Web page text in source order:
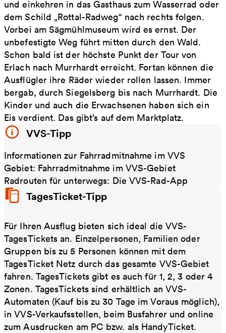
und einkehren in das Gasthaus zum Wasserrad oder
dem Schild „Rottal-Radweg“ nach rechts folgen.
Vorbei am Sägmühlmuseum wird es ernst. Der
unbefestigte Weg führt mitten durch den Wald.
Schon bald ist der höchste Punkt der Tour von
Erlach nach Murrhardt erreicht. Fortan können die
Ausflügler ihre Räder wieder rollen lassen. Immer
bergab, durch Siegelsberg bis nach Murrhardt. Die
Kinder und auch die Erwachsenen haben sich ein
Eis verdient. Das gibt’s auf dem Marktplatz.
VVS-Tipp
Informationen zur Fahrradmitnahme im VVS
Gebiet: Fahrradmitnahme im VVS-Gebiet
Radrouten für unterwegs: Die VVS-Rad-App
TagesTicket-Tipp
Für Ihren Ausflug bieten sich ideal die VVS-
TagesTickets an. Einzelpersonen, Familien oder
Gruppen bis zu 5 Personen können mit dem
TagesTicket Netz durch das gesamte VVS-Gebiet
fahren. TagesTickets gibt es auch für 1, 2, 3 oder 4
Zonen. TagesTickets sind erhältlich an VVS-
Automaten (Kauf bis zu 30 Tage im Voraus möglich),
in VVS-Verkaufsstellen, beim Busfahrer und online
zum Ausdrucken am PC bzw. als HandyTicket.